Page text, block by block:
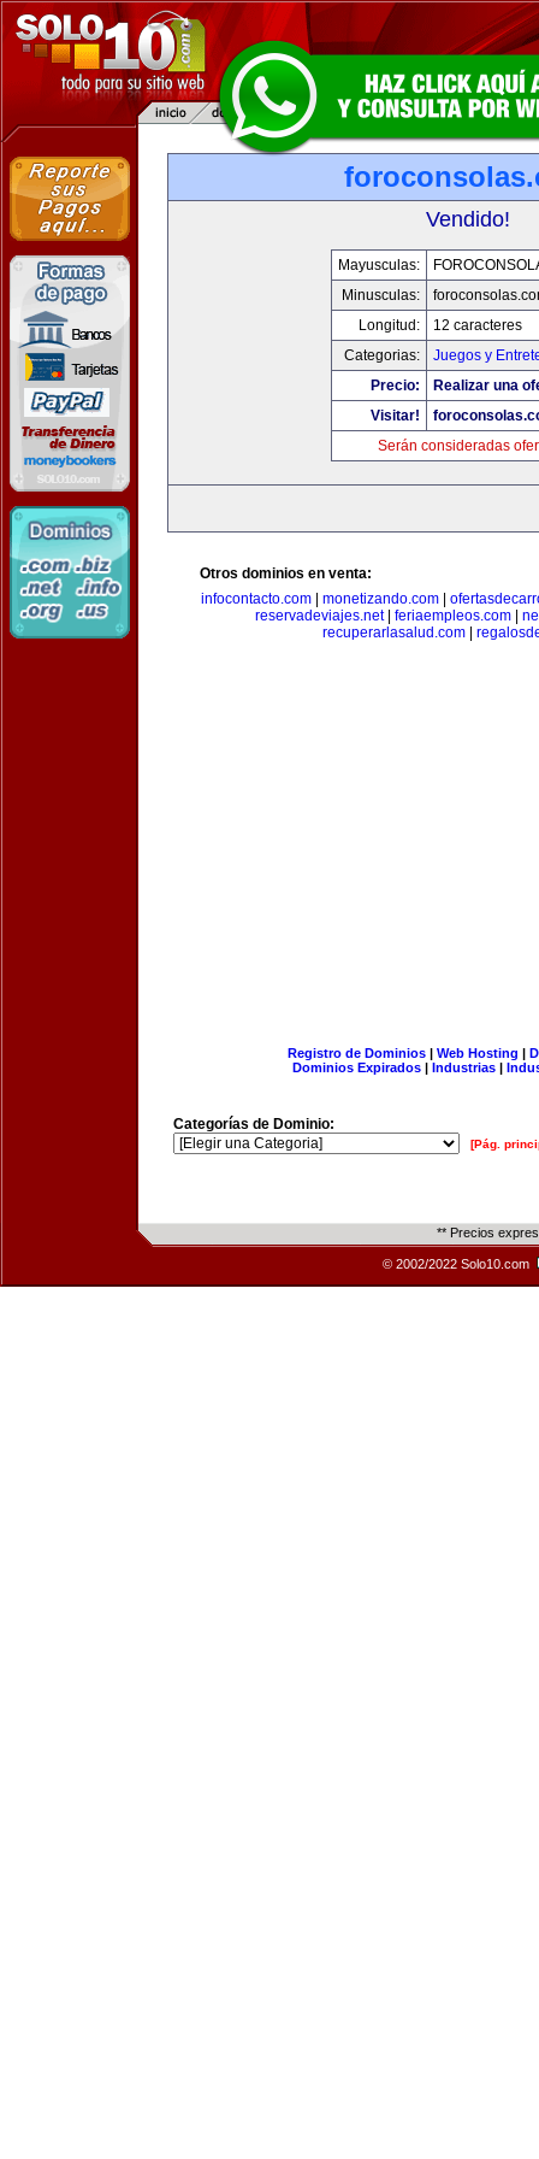
Vendido!
Mayusculas:
Minusculas:
Longitud:
12 caracteres
Categorias:
Juegos y
Precio:
Realizar una
Visitar!
Serán consideradas
Otros dominios en venta:
infocontacto.com
monetizando.com
reservadeviajes.net| feriaempleos.com
recuperarlasalud.com
Registro de Dominios| Web Hosting |
Dominios Expirados | Industrias |
Categorías de Dominio:
[Pág.
** Precios
© 2002/2022 Solo10.com